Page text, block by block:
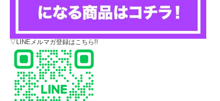
▽LINEメルマガ登録はこちら!!